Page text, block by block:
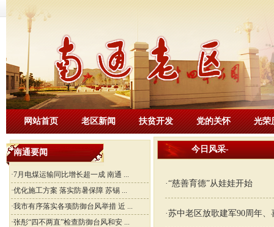
网站首页 老区新闻 扶贫开发 党的关怀 光荣
南通要闻
·7月电煤运输同比增长超一成 南通 ...
·优化施工方案 落实防暑保障 苏锡 ...
·我市有序落实各项防御台风举措 近 ...
·张彤“四不两直”检查防御台风和安 ...
今日风采-
·“慈善育德”从娃娃开始
·苏中老区放歌建军90周年、